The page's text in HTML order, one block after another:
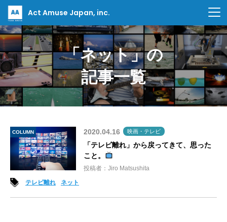
Act Amuse Japan, inc.
「ネット」の
記事一覧
COLUMN 2020.04.16 映画・テレビ
「テレビ離れ」から戻ってきて、思った
こと。
投稿者：Jiro Matsushita
テレビ離れ
ネット